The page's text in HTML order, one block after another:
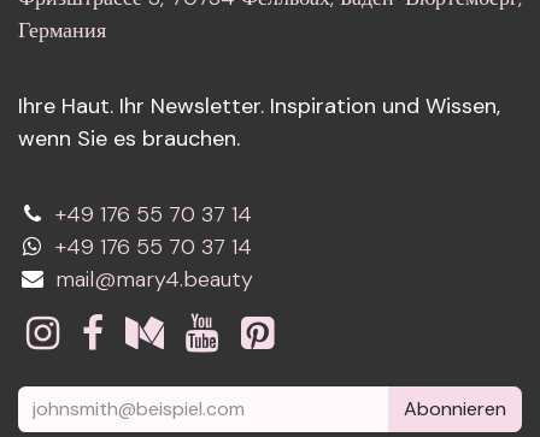
Германия
Ihre Haut. Ihr Newsletter. Inspiration und Wissen,
wenn Sie es brauchen.
+49 176 55 70 37 14
+49 176 55 70 37 14
mail@mary4.beauty
Abonnieren